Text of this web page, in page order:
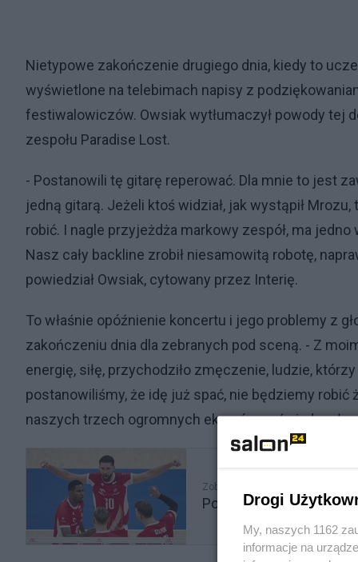
Nietypowe zakończenie drugiego dnia, kiedy to
wyświetlone na telebimach napisy z
festiwalowiczów. Owsiak wytłumaczył powody tej
zespołu Paradise Lost.
- Postanowili tę gitarę reperować. Dla mnie to jest
jedną gitarą. Jeżeli ktoś widział, jak wystąpił
robić. I nagle przyjeżdża markowy zespół, ma
Nasz cały backline zrobił niesamowitą robotę,
powiedział Owsiak, cytowany przez Interię.
To właśnie opóźnienie koncertu i jego problemy z
zakończeniu dnia dla zebranych pod sceną. - Z
energię, siłę, przychodziło zmęczenie, ludzie,
postanowiliśmy, że idę już spać, nie będziemy
naszych trzech ogromnych ekranów - oświadczył.
Zobacz także
Polscy siatkarze rozbili
Drogi
My, naszych 1162
informacje na